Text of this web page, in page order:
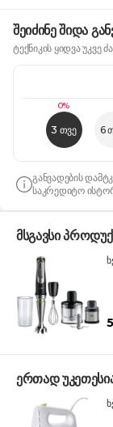
შეიძინე შიდა
ტექნიკის ყიდვა უკვე
0%
3 თვე 6
განვადების
საკრედიტო
მსგავსი
ერთად